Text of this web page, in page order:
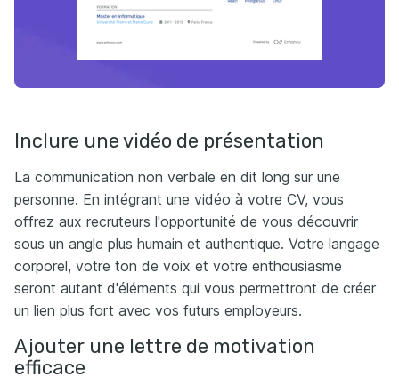
Inclure une vidéo de présentation
La communication non verbale en dit long sur une
personne. En intégrant une vidéo à votre CV, vous
offrez aux recruteurs l'opportunité de vous découvrir
sous un angle plus humain et authentique. Votre langage
corporel, votre ton de voix et votre enthousiasme
seront autant d'éléments qui vous permettront de créer
un lien plus fort avec vos futurs employeurs.
Ajouter une lettre de motivation
efficace